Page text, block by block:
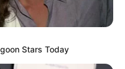
Stars Today